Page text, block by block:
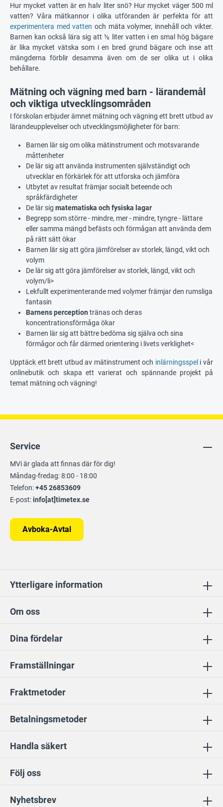
Hur mycket vatten är en halv liter snö? Hur mycket väger 500 ml
vatten? Våra mätkannor i olika utföranden är perfekta för att
experimentera med vatten och mäta volymer, innehåll och vikter.
Barnen kan också lära sig att ½ liter vatten i en smal hög bägare
är lika mycket vätska som i en bred grund bägare och inse att
mängderna förblir desamma även om de ser olika ut i olika
behållare.
Mätning och vägning med barn - lärandemål
och viktiga utvecklingsområden
I förskolan erbjuder ämnet mätning och vägning ett brett utbud av
lärandeupplevelser och utvecklingsmöjligheter för barn:
Barnen lär sig om olika mätinstrument och motsvarande
måttenheter
De lär sig att använda instrumenten självständigt och
utvecklar en förkärlek för att utforska och jämföra
Utbytet av resultat främjar socialt beteende och
språkfärdigheter
De lär sig matematiska och fysiska lagar
Begrepp som större - mindre, mer - mindre, tyngre - lättare
eller samma mängd befästs och förmågan att använda dem
på rätt sätt ökar
Barnen lär sig att göra jämförelser av storlek, längd, vikt och
volym
De lär sig att göra jämförelser av storlek, längd, vikt och
volym/li>
Lekfullt experimenterande med volymer främjar den rumsliga
fantasin
Barnens perception tränas och deras
koncentrationsförmåga ökar
Barnen lär sig att bättre bedöma sig själva och sina
förmågor och får därmed orientering i livets verklighet<
Upptäck ett brett utbud av mätinstrument och inlärningsspel i vår
onlinebutik och skapa ett varierat och spännande projekt på
temat mätning och vägning!
Följ oss
Dina fördelar
Framställningar
Handla säkert
Om oss
Nyhetsbrev
Service
MVi är glada att finnas där för dig!
Måndag-fredag: 8:00 - 18:00
Telefon:+45 26853609
E-post:info[at]timetex.se
Avboka-Avtal
Ytterligare information
Betalningsmetoder
Fraktmetoder